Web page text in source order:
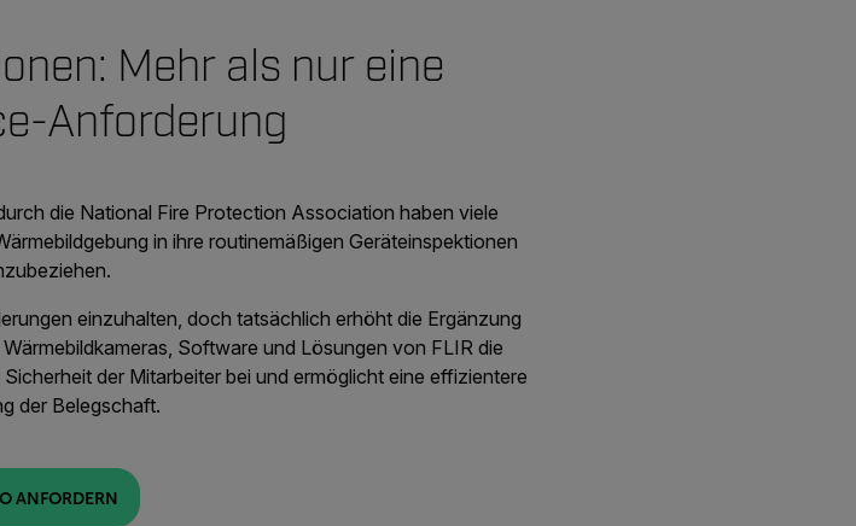
Mehr als nur eine
Anforderung
die National Fire Protection Association haben viele
in ihre routinemäßigen Geräteinspektionen
einzuhalten, doch tatsächlich erhöht die Ergänzung
Software und Lösungen von FLIR die
der Mitarbeiter bei und ermöglicht eine effizientere
der Belegschaft.
ANFORDERN